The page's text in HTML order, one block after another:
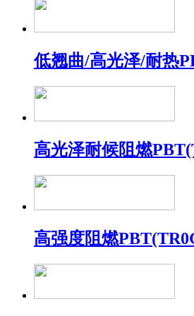
低翘曲/高光泽/耐热
高光泽耐候阻燃
高强度阻燃